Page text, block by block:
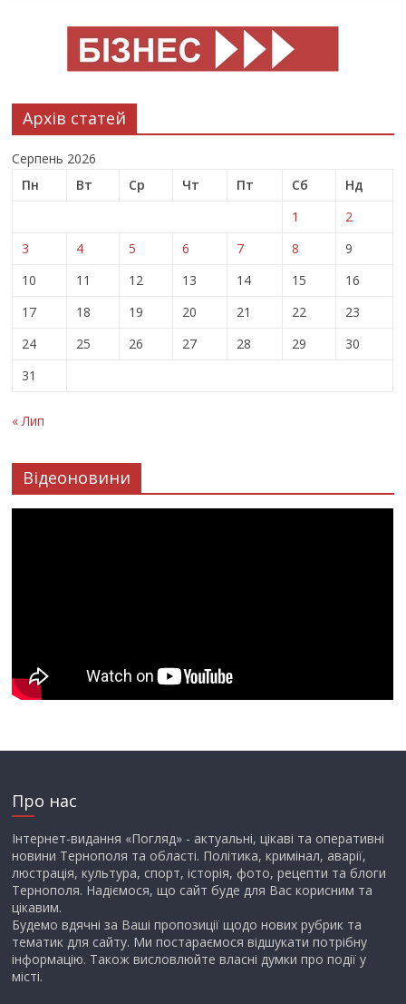
Архів статей
Серпень 2026
Пн
Вт Ср Чт Пт Сб
Нд
1
2
3
4 5 6 7 8
9
10
11 12 13 14 15
16
17
18 19 20 21 22
23
24
25 26 27 28 29
30
31
« Лип
Відеоновини
Про нас
Інтернет-видання «Погляд» - актуальні, цікаві та оперативні
новини Тернополя та області. Політика, кримінал, аварії,
люстрація, культура, спорт, історія, фото, рецепти та блоги
Тернополя. Надіємося, що сайт буде для Вас корисним та
цікавим.
Будемо вдячні за Ваші пропозиції щодо нових рубрик та
тематик для сайту. Ми постараємося відшукати потрібну
інформацію. Також висловлюйте власні думки про події у
місті.